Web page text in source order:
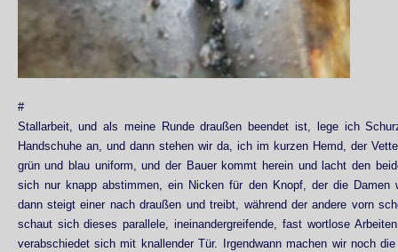
#
Stallarbeit, und als meine Runde draußen beendet ist, lege ich
Handschuhe an, und dann stehen wir da, ich im kurzen Hemd, der
grün und blau uniform, und der Bauer kommt herein und lacht den
sich nur knapp abstimmen, ein Nicken für den Knopf, der die Damen
dann steigt einer nach draußen und treibt, während der andere vorn
schaut sich dieses parallele, ineinandergreifende, fast wortlose
verabschiedet sich mit knallender Tür. Irgendwann machen wir noch